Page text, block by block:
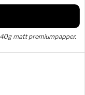
matt premiumpapper.